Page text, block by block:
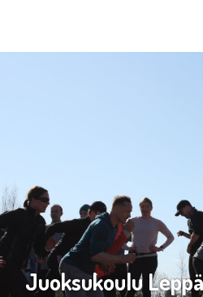
Juoksukoulu